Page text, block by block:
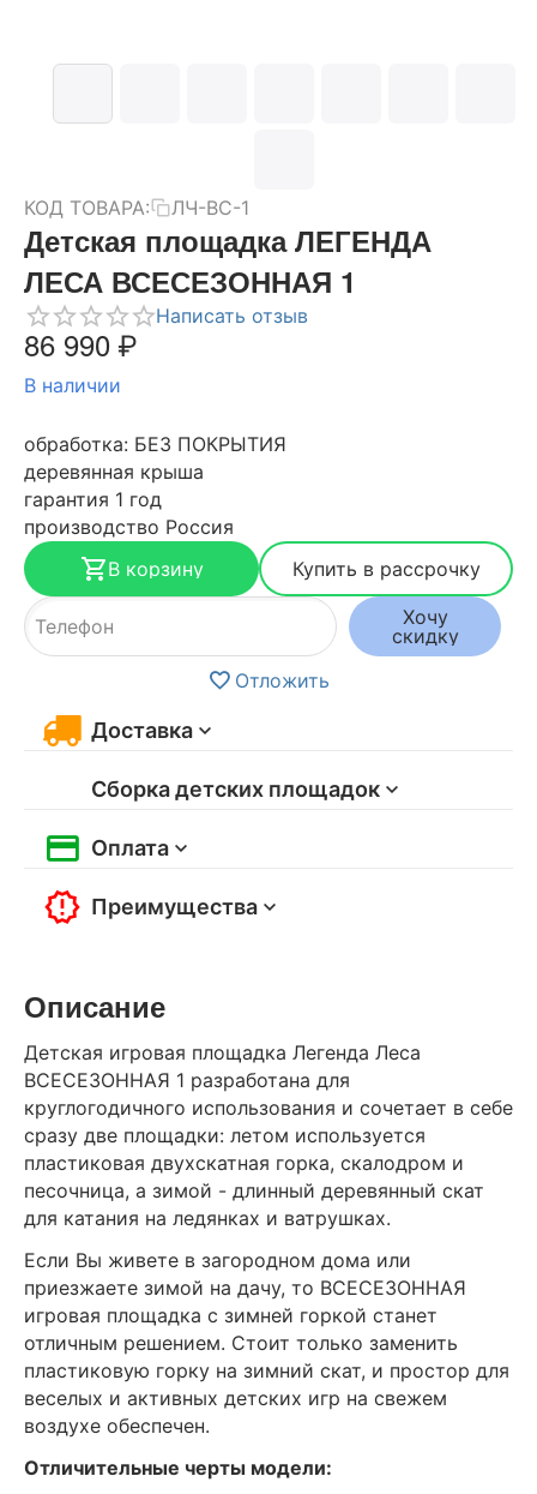
КОД ТОВАРА: ЛЧ-ВС-1
Детская площадка ЛЕГЕНДА
ЛЕСА ВСЕСЕЗОННАЯ 1
Написать отзыв
86 990₽
В наличии
обработка: БЕЗ ПОКРЫТИЯ
деревянная крыша
гарантия 1 год
производство Россия
В корзину
Купить в рассрочку
Хочу
скидку
Отложить
Доставка
Сборка детских площадок
Оплата
Преимущества
Описание
Детская игровая площадка Легенда Леса
ВСЕСЕЗОННАЯ 1 разработана для
круглогодичного использования и сочетает в себе
сразу две площадки: летом используется
пластиковая двухскатная горка, скалодром и
песочница, а зимой - длинный деревянный скат
для катания на ледянках и ватрушках.
Если Вы живете в загородном дома или
приезжаете зимой на дачу, то ВСЕСЕЗОННАЯ
игровая площадка с зимней горкой станет
отличным решением. Стоит только заменить
пластиковую горку на зимний скат, и простор для
веселых и активных детских игр на свежем
воздухе обеспечен.
Отличительные черты модели: